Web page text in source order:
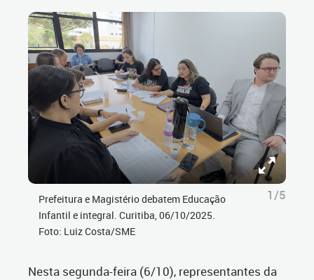
Prefeitura e Magistério debatem Educação
Infantil e integral. Curitiba, 06/10/2025.
Foto: Luiz Costa/SME
1/5
Nesta segunda-feira (6/10), representantes da